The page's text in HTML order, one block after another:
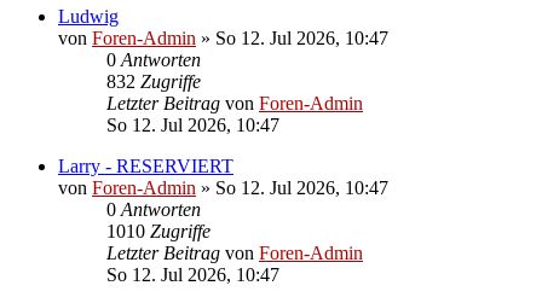
Ludwig
von Foren-Admin » So 12. Jul 2026, 10:47
0 Antworten
832 Zugriffe
Letzter Beitrag von Foren-Admin
So 12. Jul 2026, 10:47
Larry - RESERVIERT
von Foren-Admin » So 12. Jul 2026, 10:47
0 Antworten
1010 Zugriffe
Letzter Beitrag von Foren-Admin
So 12. Jul 2026, 10:47